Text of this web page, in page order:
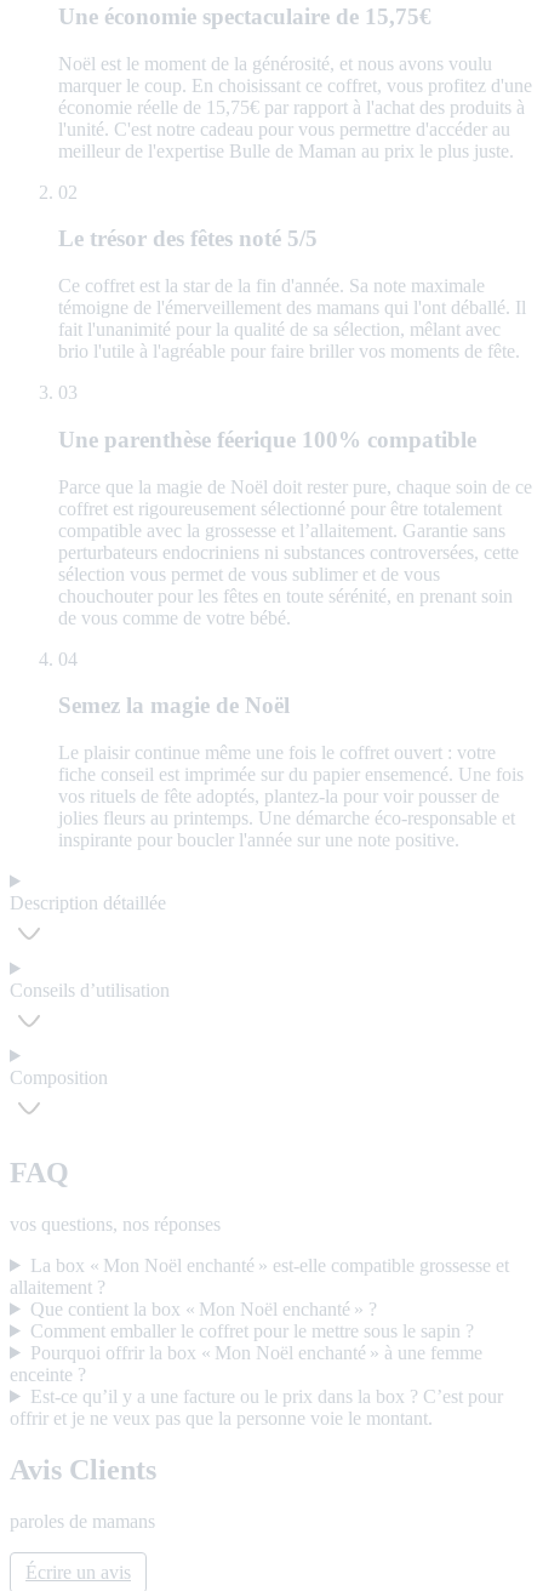
Une économie spectaculaire de 15,75€
Noël est le moment de la générosité, et nous avons voulu
marquer le coup. En choisissant ce coffret, vous profitez d'une
économie réelle de 15,75€ par rapport à l'achat des produits à
l'unité. C'est notre cadeau pour vous permettre d'accéder au
meilleur de l'expertise Bulle de Maman au prix le plus juste.
02
Le trésor des fêtes noté 5/5
Ce coffret est la star de la fin d'année. Sa note maximale
témoigne de l'émerveillement des mamans qui l'ont déballé. Il
fait l'unanimité pour la qualité de sa sélection, mêlant avec
brio l'utile à l'agréable pour faire briller vos moments de fête.
03
Une parenthèse féerique 100% compatible
Parce que la magie de Noël doit rester pure, chaque soin de ce
coffret est rigoureusement sélectionné pour être totalement
compatible avec la grossesse et l’allaitement. Garantie sans
perturbateurs endocriniens ni substances controversées, cette
sélection vous permet de vous sublimer et de vous
chouchouter pour les fêtes en toute sérénité, en prenant soin
de vous comme de votre bébé.
04
Semez la magie de Noël
Le plaisir continue même une fois le coffret ouvert : votre
fiche conseil est imprimée sur du papier ensemencé. Une fois
vos rituels de fête adoptés, plantez-la pour voir pousser de
jolies fleurs au printemps. Une démarche éco-responsable et
inspirante pour boucler l'année sur une note positive.
Description détaillée
Conseils d’utilisation
Composition
FAQ
vos questions, nos réponses
La box « Mon Noël enchanté » est-elle compatible grossesse et
allaitement ?
Que contient la box « Mon Noël enchanté » ?
Comment emballer le coffret pour le mettre sous le sapin ?
Pourquoi offrir la box « Mon Noël enchanté » à une femme
enceinte ?
Est-ce qu’il y a une facture ou le prix dans la box ? C’est pour
offrir et je ne veux pas que la personne voie le montant.
Avis Clients
paroles de mamans
Écrire un avis